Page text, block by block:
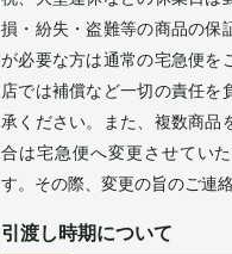
損・紛失・盗難等の商品の保
が必要な方は通常の宅急便を
店では補償など一切の責任を
承ください。また、複数商品
合は宅急便へ変更させてい
す。その際、変更の旨のご連
引渡し時期について